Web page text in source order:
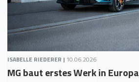
ISABELLE RIEDERER | 10.06.2026
MG baut erstes Werk in Europa